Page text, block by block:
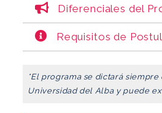
Diferenciales del
Requisitos de
*El programa se dictará
Universidad del Alba y puede